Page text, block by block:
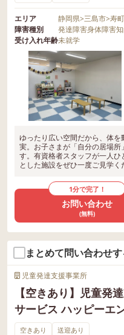
エリア 静岡県>三島市>寿町
障害種別
発達障害身体障害
受け入れ年齢未就学
ゆったり広い空間だから、体
実。お子さまが「自分の居場
す。有資格者スタッフが一人
とした施設をぜひ一度ご見学
1分で完了！
お問い合わせ
(無料)
まとめて問い合わせ
児童発達支援事業所
【空きあり】児童発
サービス ハッピーエ
空きあり 送迎あり